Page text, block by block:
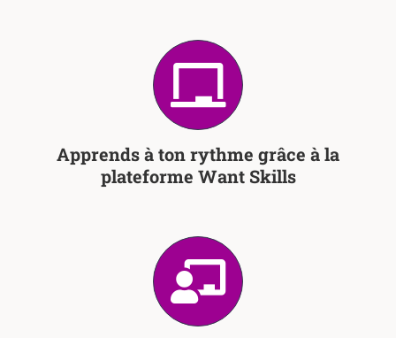
Apprends à ton rythme grâce à la
plateforme Want Skills